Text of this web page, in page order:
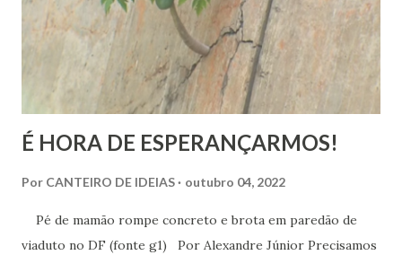
É HORA DE ESPERANÇARMOS!
Por CANTEIRO DE IDEIAS outubro 04, 2022
Pé de mamão rompe concreto e brota em paredão de
viaduto no DF (fonte g1) Por Alexandre Júnior Precisamos